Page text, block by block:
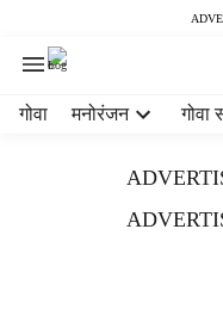
गोवा मनोरंजन गोवा